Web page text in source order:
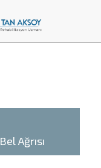
Bel Ağrısı